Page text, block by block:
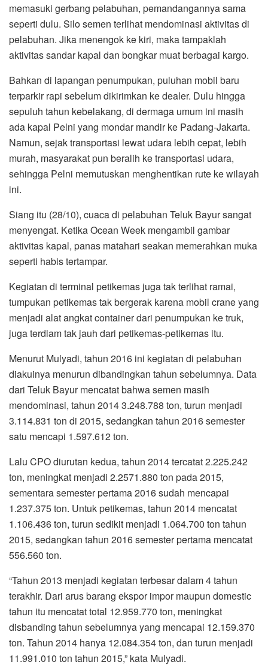
memasuki gerbang pelabuhan, pemandangannya sama
seperti dulu. Silo semen terlihat mendominasi aktivitas di
pelabuhan. Jika menengok ke kiri, maka tampaklah
aktivitas sandar kapal dan bongkar muat berbagai kargo.
Bahkan di lapangan penumpukan, puluhan mobil baru
terparkir rapi sebelum dikirimkan ke dealer. Dulu hingga
sepuluh tahun kebelakang, di dermaga umum ini masih
ada kapal Pelni yang mondar mandir ke Padang-Jakarta.
Namun, sejak transportasi lewat udara lebih cepat, lebih
murah, masyarakat pun beralih ke transportasi udara,
sehingga Pelni memutuskan menghentikan rute ke wilayah
ini.
Siang itu (28/10), cuaca di pelabuhan Teluk Bayur sangat
menyengat. Ketika Ocean Week mengambil gambar
aktivitas kapal, panas matahari seakan memerahkan muka
seperti habis tertampar.
Kegiatan di terminal petikemas juga tak terlihat ramai,
tumpukan petikemas tak bergerak karena mobil crane yang
menjadi alat angkat container dari penumpukan ke truk,
juga terdiam tak jauh dari petikemas-petikemas itu.
Menurut Mulyadi, tahun 2016 ini kegiatan di pelabuhan
diakuinya menurun dibandingkan tahun sebelumnya. Data
dari Teluk Bayur mencatat bahwa semen masih
mendominasi, tahun 2014 3.248.788 ton, turun menjadi
3.114.831 ton di 2015, sedangkan tahun 2016 semester
satu mencapi 1.597.612 ton.
Lalu CPO diurutan kedua, tahun 2014 tercatat 2.225.242
ton, meningkat menjadi 2.2571.880 ton pada 2015,
sementara semester pertama 2016 sudah mencapai
1.237.375 ton. Untuk petikemas, tahun 2014 mencatat
1.106.436 ton, turun sedikit menjadi 1.064.700 ton tahun
2015, sedangkan tahun 2016 semester pertama mencatat
556.560 ton.
“Tahun 2013 menjadi kegiatan terbesar dalam 4 tahun
terakhir. Dari arus barang ekspor impor maupun domestic
tahun itu mencatat total 12.959.770 ton, meningkat
disbanding tahun sebelumnya yang mencapai 12.159.370
ton. Tahun 2014 hanya 12.084.354 ton, dan turun menjadi
11.991.010 ton tahun 2015,” kata Mulyadi.